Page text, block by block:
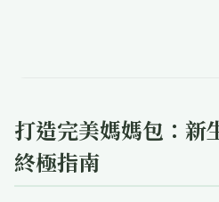
打造完美媽媽包：新
終極指南